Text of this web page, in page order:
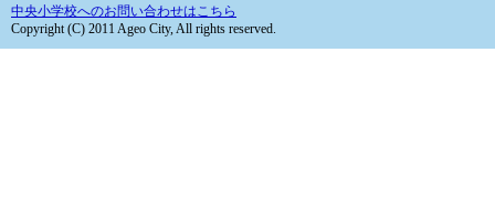
中央小学校へのお問い合わせはこちら
Copyright (C) 2011 Ageo City, All rights reserved.